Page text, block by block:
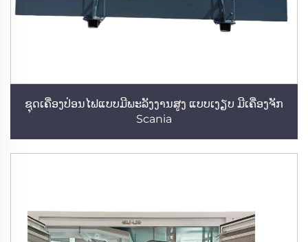
ຊຸດເຄື່ອງປ່ອນໄຟແບບມີພະລັງງານສູງ ແບບເງຽບ ມີເຄື່ອງຈັກ
Scania